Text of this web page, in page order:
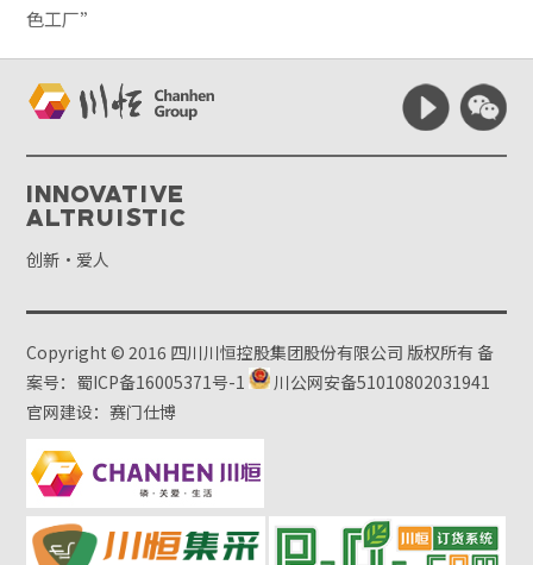
色工厂”
Innovative
Altruistic
创新·爱人
Copyright © 2016 四川川恒控股集团股份有限公司 版权所有备
案号：蜀ICP备16005371号-1
川公网安备51010802031941
官网建设：赛门仕博